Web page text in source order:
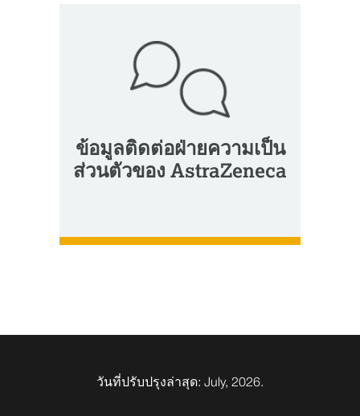
ข้อมูลติดต่อฝ่ายความเป็น
ส่วนตัวของ AstraZeneca
วันที่ปรับปรุงล่าสุด: July, 2026.